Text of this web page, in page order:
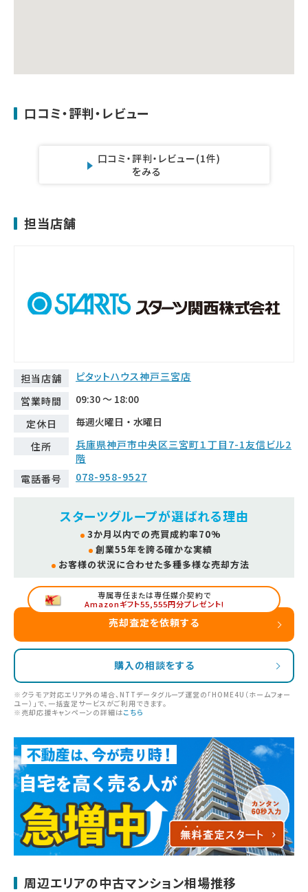
口コミ・評判・レビュー
口コミ・評判・レビュー
をみる
(1件)
担当店舗
担当店舗
ピタットハウス神戸三宮店
営業時間
09:30 ～ 18:00
定休日
毎週火曜日・水曜日
住所
兵庫県神戸市中央区三宮町１丁目7-1友信ビル2
階
電話番号
078-958-9527
スターツグループが選ばれる理由
3か月以内での売買成約率70%
創業55年を誇る確かな実績
お客様の状況に合わせた多種多様な売却方法
専属専任または専任媒介契約で
Amazonギフト55,555円分プレゼント!
売却査定を依頼する
購入の相談をする
※クラモア対応エリア外の場合、NTTデータグループ運営の「HOME4U（ホームフォー
ユー）」で、一括査定サービスがご利用できます。
※売却応援キャンペーンの詳細はこちら
周辺エリアの中古マンション相場推移